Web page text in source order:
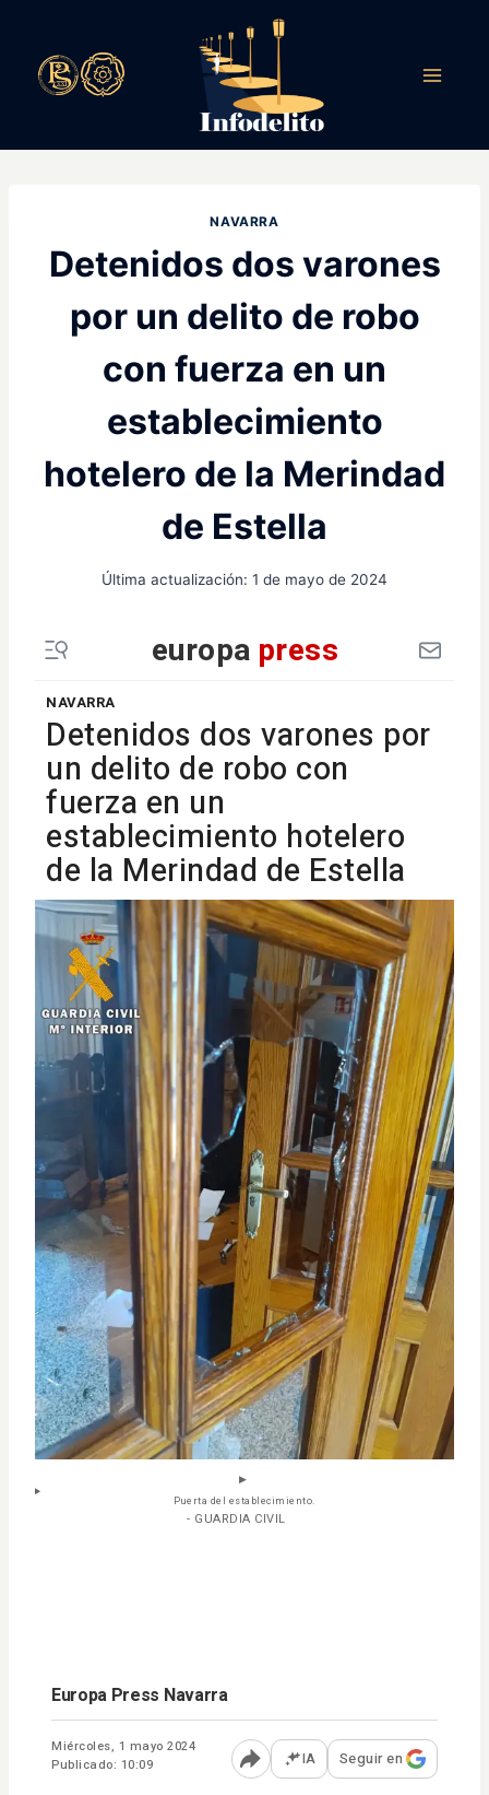
contenido
NAVARRA
Detenidos dos varones
por un delito de robo
con fuerza en un
establecimiento
hotelero de la Merindad
de Estella
Última actualización: 1 de mayo de 2024